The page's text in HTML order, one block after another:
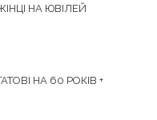
НА ЮВІЛЕЙ
НА 60 РОКІВ +